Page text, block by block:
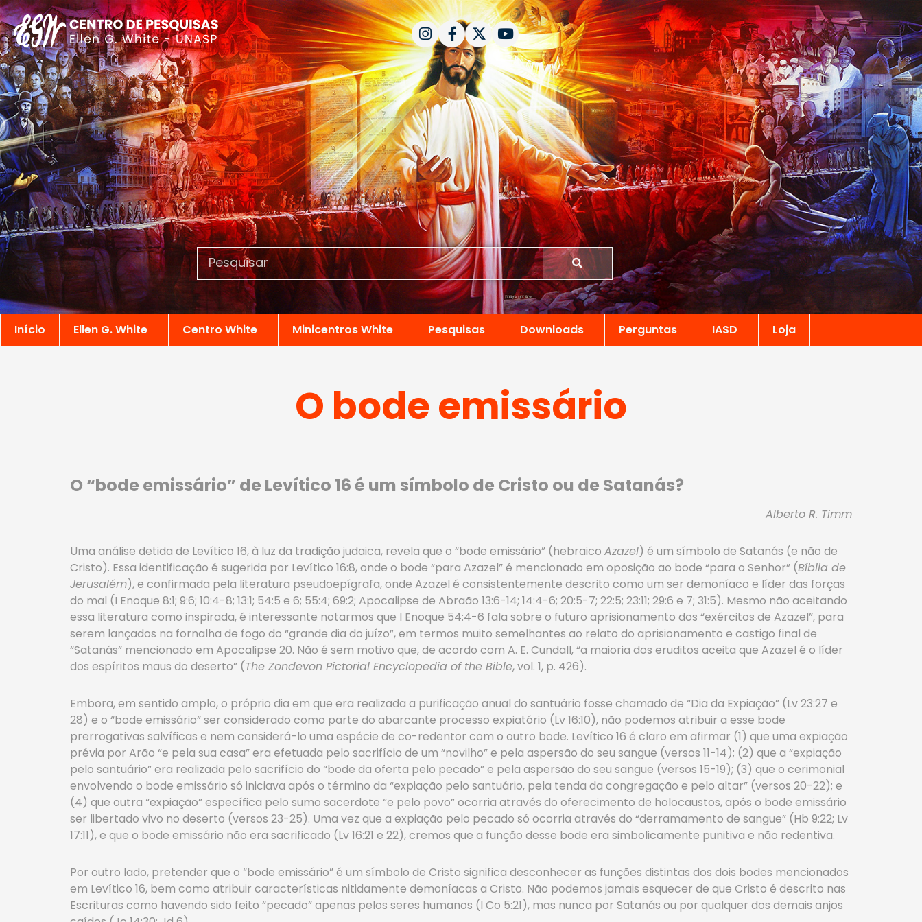
Início Ellen G. White Centro White Minicentros White Pesquisas Downloads Perguntas IASD Loja
O bode emissário
O “bode emissário” de Levítico 16 é um símbolo de Cristo ou de Satanás?
Alberto R. Timm
Uma análise detida de Levítico 16, à luz da tradição judaica, revela que o “bode emissário” (hebraico Azazel) é um símbolo de Satanás (e não de
Cristo). Essa identificação é sugerida por Levítico 16:8, onde o bode “para Azazel” é mencionado em oposição ao bode “para o Senhor” (Bíblia de
Jerusalém), e confirmada pela literatura pseudoepígrafa, onde Azazel é consistentemente descrito como um ser demoníaco e líder das forças
do mal (I Enoque 8:1; 9:6; 10:4-8; 13:1; 54:5 e 6; 55:4; 69:2; Apocalipse de Abraão 13:6-14; 14:4-6; 20:5-7; 22:5; 23:11; 29:6 e 7; 31:5). Mesmo não aceitando
essa literatura como inspirada, é interessante notarmos que I Enoque 54:4-6 fala sobre o futuro aprisionamento dos “exércitos de Azazel”, para
serem lançados na fornalha de fogo do “grande dia do juízo”, em termos muito semelhantes ao relato do aprisionamento e castigo final de
“Satanás” mencionado em Apocalipse 20. Não é sem motivo que, de acordo com A. E. Cundall, “a maioria dos eruditos aceita que Azazel é o líder
dos espíritos maus do deserto” (The Zondevon Pictorial Encyclopedia of the Bible, vol. 1, p. 426).
Embora, em sentido amplo, o próprio dia em que era realizada a purificação anual do santuário fosse chamado de “Dia da Expiação” (Lv 23:27 e
28) e o “bode emissário” ser considerado como parte do abarcante processo expiatório (Lv 16:10), não podemos atribuir a esse bode
prerrogativas salvíficas e nem considerá-lo uma espécie de co-redentor com o outro bode. Levítico 16 é claro em afirmar (1) que uma expiação
prévia por Arão “e pela sua casa” era efetuada pelo sacrifício de um “novilho” e pela aspersão do seu sangue (versos 11-14); (2) que a “expiação
pelo santuário” era realizada pelo sacrifício do “bode da oferta pelo pecado” e pela aspersão do seu sangue (versos 15-19); (3) que o cerimonial
envolvendo o bode emissário só iniciava após o término da “expiação pelo santuário, pela tenda da congregação e pelo altar” (versos 20-22); e
(4) que outra “expiação” específica pelo sumo sacerdote “e pelo povo” ocorria através do oferecimento de holocaustos, após o bode emissário
ser libertado vivo no deserto (versos 23-25). Uma vez que a expiação pelo pecado só ocorria através do “derramamento de sangue” (Hb 9:22; Lv
17:11), e que o bode emissário não era sacrificado (Lv 16:21 e 22), cremos que a função desse bode era simbolicamente punitiva e não redentiva.
Por outro lado, pretender que o “bode emissário” é um símbolo de Cristo significa desconhecer as funções distintas dos dois bodes mencionados
em Levítico 16, bem como atribuir características nitidamente demoníacas a Cristo. Não podemos jamais esquecer de que Cristo é descrito nas
Escrituras como havendo sido feito “pecado” apenas pelos seres humanos (I Co 5:21), mas nunca por Satanás ou por qualquer dos demais anjos